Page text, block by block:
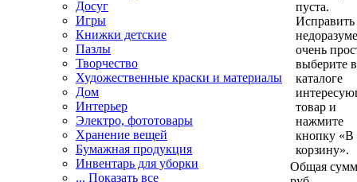
Досуг
Игры
Книжки детские
Пазлы
Творчество
Художественные краски и материалы
Дом
Интерьер
Электро, фототовары
Хранение вещей
Бумажная продукция
Инвентарь для уборки
... Показать все
пуста.
Исправить
очень
выберите в
каталоге
товар и
нажмите
кнопку «В
корзину».
Общая